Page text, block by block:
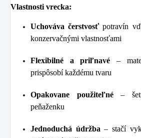
Vlastnosti vrecka:
Uchováva čerstvosťpotravín
konzervačnými vlastnosťami
Flexibilné a priľnavé –
prispôsobí každému tvaru
Opakovane použiteľné–
peňaženku
Jednoduchá údržba – stačí